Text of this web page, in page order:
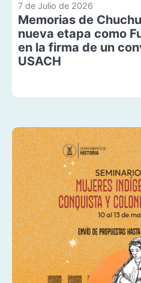
7 de Julio de 2026
Memorias de
nueva etapa como
en la firma de un
USACH